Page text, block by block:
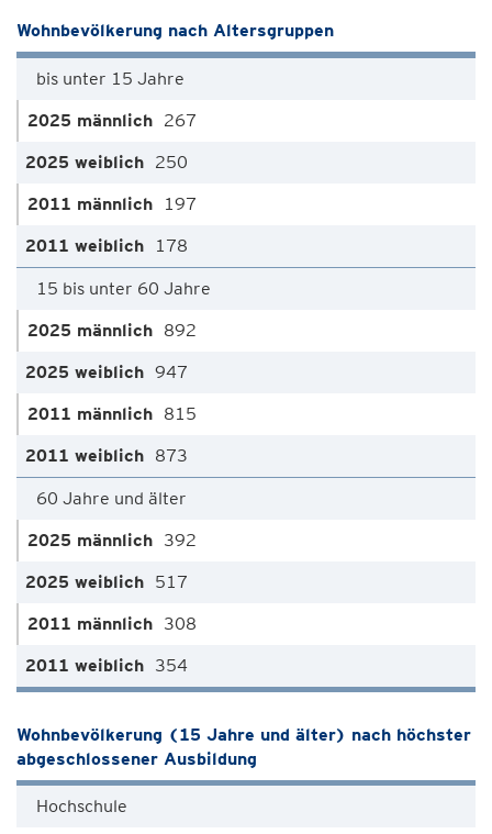
Wohnbevölkerung nach Altersgruppen
bis unter 15 Jahre
267
250
197
178
15 bis unter 60 Jahre
892
947
815
873
60 Jahre und älter
392
517
308
354
Wohnbevölkerung (15 Jahre und älter) nach höchster
abgeschlossener Ausbildung
Hochschule